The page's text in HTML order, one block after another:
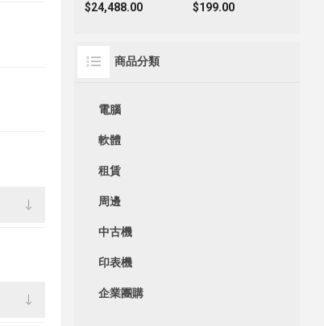
$24,488.00
$199.00
商品分類
電腦
軟體
租賃
周邊
中古機
印表機
企業團購